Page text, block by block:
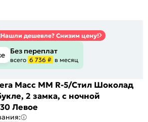
Нашли дешевле? Снизим цену!
Без переплат
всего 6 736 ₽ в месяц
Масс ММ R-5/Стил Шоколад
2 замка, с ночной
Левое